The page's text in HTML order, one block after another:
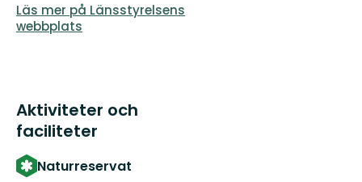
Läs mer på Länsstyrelsens
webbplats
Aktiviteter och
faciliteter
Naturreservat